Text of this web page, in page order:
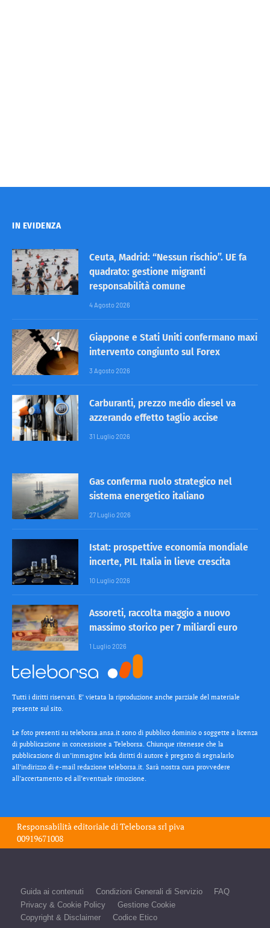
IN EVIDENZA
Ceuta, Madrid: “Nessun rischio”. UE fa
quadrato: gestione migranti
responsabilità comune
4 Agosto 2026
Giappone e Stati Uniti confermano maxi
intervento congiunto sul Forex
3 Agosto 2026
Carburanti, prezzo medio diesel va
azzerando effetto taglio accise
31 Luglio 2026
Gas conferma ruolo strategico nel
sistema energetico italiano
27 Luglio 2026
Istat: prospettive economia mondiale
incerte, PIL Italia in lieve crescita
10 Luglio 2026
Assoreti, raccolta maggio a nuovo
massimo storico per 7 miliardi euro
1 Luglio 2026
Tutti i diritti riservati. E’ vietata la riproduzione anche parziale del materiale
presente sul sito.
Le foto presenti su teleborsa.ansa.it sono di pubblico dominio o soggette a licenza
di pubblicazione in concessione a Teleborsa. Chiunque ritenesse che la
pubblicazione di un’immagine leda diritti di autore è pregato di segnalarlo
all’indirizzo di e-mail redazione teleborsa.it. Sarà nostra cura provvedere
all’accertamento ed all’eventuale rimozione.
Responsabilità editoriale diTeleborsa srlpiva
00919671008
Guida ai contenuti Condizioni Generali di Servizio
FAQ
Privacy & Cookie Policy
Gestione Cookie
Copyright & Disclaimer
Codice Etico